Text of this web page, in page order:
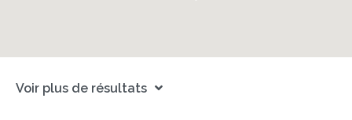
Voir plus de résultats